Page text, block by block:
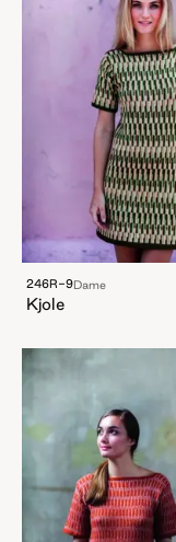
246R-9Dame
Kjole